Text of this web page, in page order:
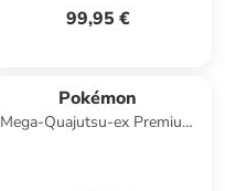
99,95 €
Pokémon
Mega-Quajutsu-ex Premium